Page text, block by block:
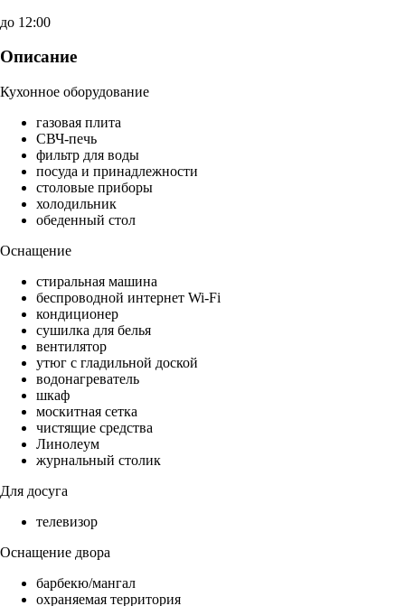
до 12:00
Описание
Кухонное оборудование
газовая плита
СВЧ-печь
фильтр для воды
посуда и принадлежности
столовые приборы
холодильник
обеденный стол
Оснащение
стиральная машина
беспроводной интернет Wi-Fi
кондиционер
сушилка для белья
вентилятор
утюг с гладильной доской
водонагреватель
шкаф
москитная сетка
чистящие средства
Линолеум
журнальный столик
Для досуга
телевизор
Оснащение двора
барбекю/мангал
охраняемая территория